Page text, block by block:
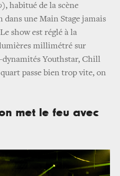
, habitué de la scène
une Main Stage jamais
show est réglé à la
millimétré sur
Youthstar, Chill
passe bien trop vite, on
met le feu avec